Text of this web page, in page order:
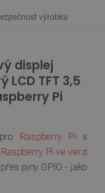
výrobku
displej
TFT 3,5
Pi
Raspberry Pi s
Raspberry Pi ve verzi
přes piny GPIO - jako